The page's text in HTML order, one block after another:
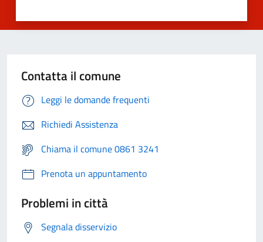
Contatta il comune
Leggi le domande frequenti
Richiedi Assistenza
Chiama il comune 0861 3241
Prenota un appuntamento
Problemi in città
Segnala disservizio